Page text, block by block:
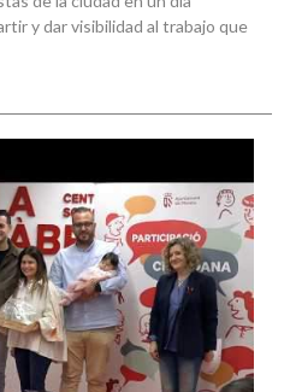
y dar visibilidad al trabajo que